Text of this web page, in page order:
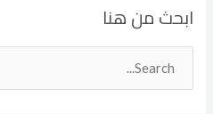
ابحث من هنا
ل